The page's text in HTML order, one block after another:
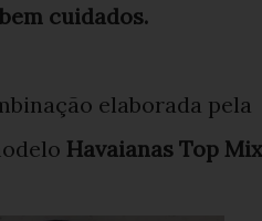
cuidados.
elaborada pela
Havaianas Top